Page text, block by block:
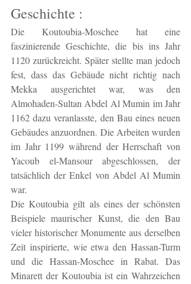
Geschichte :
Die Koutoubia-Moschee hat eine
faszinierende Geschichte, die bis ins Jahr
1120 zurückreicht. Später stellte man jedoch
fest, dass das Gebäude nicht richtig nach
Mekka ausgerichtet war, was den
Almohaden-Sultan Abdel Al Mumin im Jahr
1162 dazu veranlasste, den Bau eines neuen
Gebäudes anzuordnen. Die Arbeiten wurden
im Jahr 1199 während der Herrschaft von
Yacoub el-Mansour abgeschlossen, der
tatsächlich der Enkel von Abdel Al Mumin
war.
Die Koutoubia gilt als eines der schönsten
Beispiele maurischer Kunst, die den Bau
vieler historischer Monumente aus derselben
Zeit inspirierte, wie etwa den Hassan-Turm
und die Hassan-Moschee in Rabat. Das
Minarett der Koutoubia ist ein Wahrzeichen